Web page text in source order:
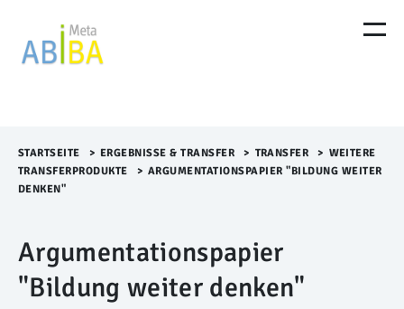
STARTSEITE >​ ERGEBNISSE & TRANSFER >​ TRANSFER >​ WEITERE
TRANSFERPRODUKTE
>​ ARGUMENTATIONSPAPIER "BILDUNG WEITER
DENKEN"
Argumentationspapier
"Bildung weiter denken"